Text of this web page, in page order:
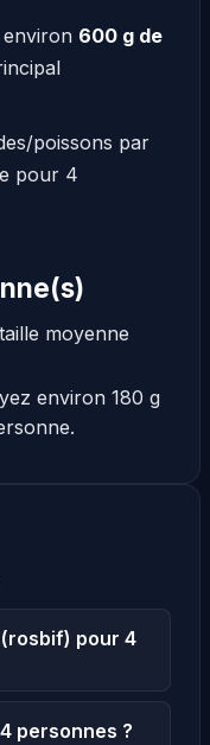
600 g de
poissons par
pour 4
moyenne
environ 180 g
pour 4
personnes ?